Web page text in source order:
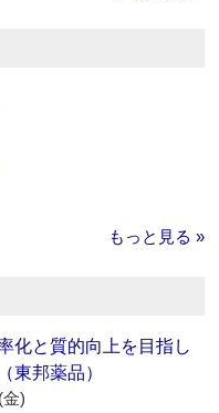
もっと見る »
化と質的向上を目指し
東邦薬品）
)